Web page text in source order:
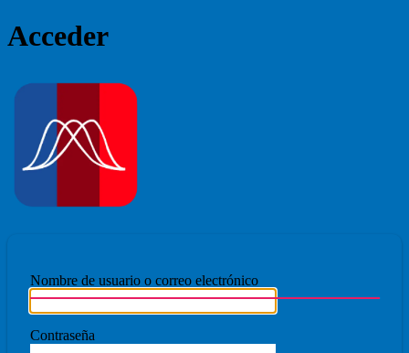
Acceder
Nombre de usuario o correo electrónico
Contraseña